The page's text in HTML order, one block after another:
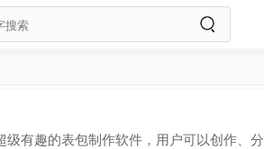
有趣的表包制作软件，用户可以创作、分